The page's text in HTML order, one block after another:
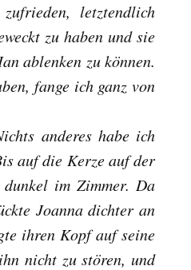
letztendlich
zu haben und sie
ablenken zu können.
fange ich ganz von
anderes habe ich
auf die Kerze auf der
dunkel im Zimmer. Da
Joanna dichter an
ihren Kopf auf seine
nicht zu stören, und